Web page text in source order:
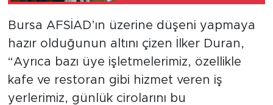
Bursa AFSİAD’ın üzerine düşeni yapmaya
hazır olduğunun altını çizen İlker Duran,
“Ayrıca bazı üye işletmelerimiz, özellikle
kafe ve restoran gibi hizmet veren iş
yerlerimiz, günlük cirolarını bu